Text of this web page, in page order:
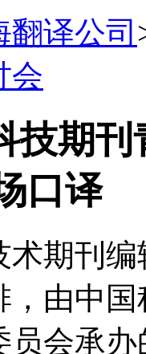
翻译公司
会
技期
口译
期刊
，由中
会承